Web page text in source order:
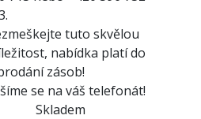
tuto skvělou
nabídka platí do
zásob!
se na váš telefonát!
Skladem